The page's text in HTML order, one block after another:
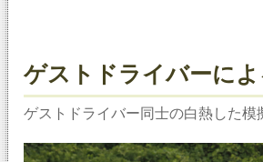
ゲストドライバーに
ゲストドライバー同士の白熱した